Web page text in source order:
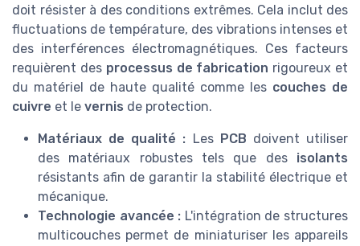
doit résister à des conditions extrêmes. Cela inclut des
fluctuations de température, des vibrations intenses et
des interférences électromagnétiques. Ces facteurs
requièrent des processus de fabrication rigoureux et
du matériel de haute qualité comme les couches de
cuivre et le vernis de protection.
Matériaux de qualité : Les PCB doivent utiliser
des matériaux robustes tels que des isolants
résistants afin de garantir la stabilité électrique et
mécanique.
Technologie avancée : L'intégration de structures
multicouches permet de miniaturiser les appareils